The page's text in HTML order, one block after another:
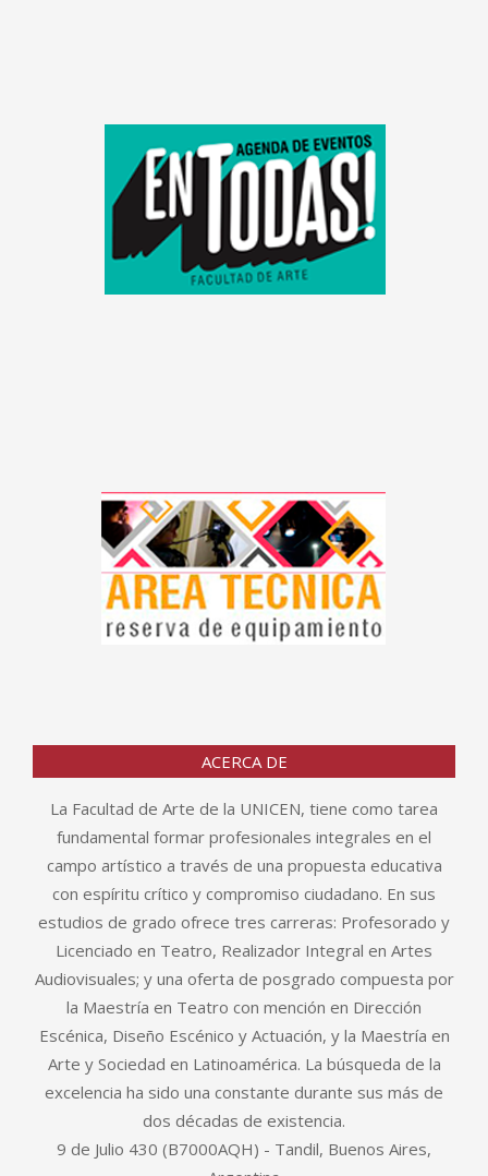
ACERCA DE
La Facultad de Arte de la UNICEN, tiene como tarea
fundamental formar profesionales integrales en el
campo artístico a través de una propuesta educativa
con espíritu crítico y compromiso ciudadano. En sus
estudios de grado ofrece tres carreras: Profesorado y
Licenciado en Teatro, Realizador Integral en Artes
Audiovisuales; y una oferta de posgrado compuesta por
la Maestría en Teatro con mención en Dirección
Escénica, Diseño Escénico y Actuación, y la Maestría en
Arte y Sociedad en Latinoamérica. La búsqueda de la
excelencia ha sido una constante durante sus más de
dos décadas de existencia.
9 de Julio 430 (B7000AQH) - Tandil, Buenos Aires,